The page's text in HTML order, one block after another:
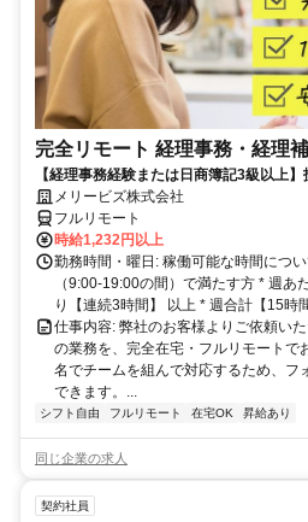
完全リモート 経理事務・経理
【経理事務経験または日商簿記3級以上
完全在宅で育児・介護中の方も大歓迎♪
メリービズ株式会社
フルリモート
時給1,232円以上
勤務時間・曜日: 稼働可能な時間につ
（9:00-19:00の間）で満たす方 * 週あ
り【連続3時間】 以上 * 週合計【15時
仕事内容: 弊社のお客様よりご依頼い
の業務を、完全在宅・フルリモートで
名でチームを組んで対応するため、フ
できます。...
シフト自由 フルリモート 在宅OK 昇給あり
同じ企業の求人
契約社員